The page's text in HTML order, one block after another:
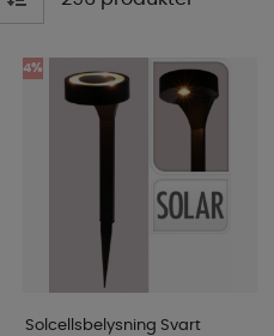
för fritidsfordon.
så hittar du garanterat
4%
Solcellsbelysning Svart